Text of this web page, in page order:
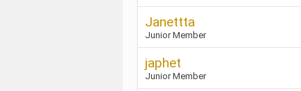
Janettta
Junior Member
japhet
Junior Member